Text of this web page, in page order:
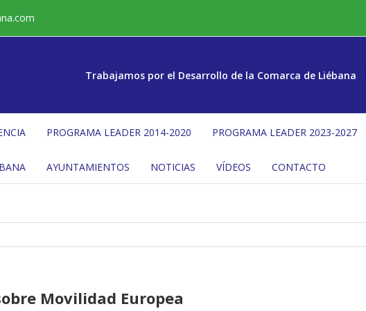
Trabajamos por el Desarrollo de la Comarca de Liébana
PROGRAMA LEADER 2014-2020 PROGRAMA LEADER 2023-2027
AYUNTAMIENTOS NOTICIAS VÍDEOS CONTACTO
Movilidad Europea